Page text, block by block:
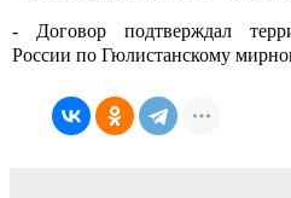
- Договор подтверждал
России по Гюлистанскому